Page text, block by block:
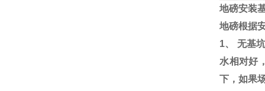
地磅安装
地磅根据
1、 无基
水相对好
下，如果